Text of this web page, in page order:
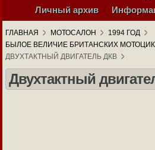
Личный архив
ГЛАВНАЯ МОТОСАЛОН
1994 ГОД
БЫЛОЕ ВЕЛИЧИЕ БРИТАНСКИХ
ДВУХТАКТНЫЙ ДВИГАТЕЛЬ ДКВ
Двухтактный